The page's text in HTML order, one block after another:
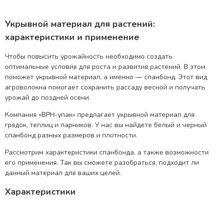
Укрывной материал для растений:
характеристики и применение
Чтобы повысить урожайность необходимо создать
оптимальные условия для роста и развития растений. В этом
поможет укрывной материал, а именно — спанбонд. Этот вид
агроволокна помогает сохранить рассаду весной и получать
урожай до поздней осени.
Компания «ВРН-упак» предлагает укрывной материал для
грядок, теплиц и парников. У нас вы найдете белый и черный
спанбонд разных размеров и плотности.
Рассмотрим характеристики спанбонда, а также возможности
его применения. Так вы сможете разобраться, подходит ли
данный материал для ваших целей.
Характеристики